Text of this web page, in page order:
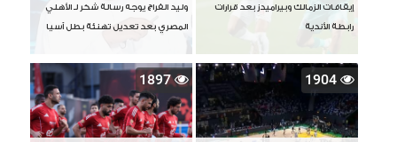
إيقافات الزمالك وبيراميدز بعد قرارات
رابطة الأندية
وليد الفراج يوجه رسالة شكر لـ الأهلي
المصري بعد تعديل تهنئة بطل آسيا
1904
1897